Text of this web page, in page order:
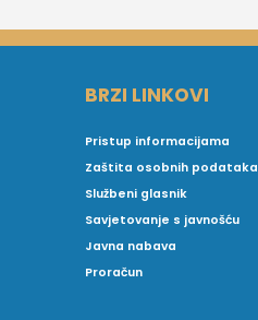
BRZI LINKOVI
Pristup informacijama
Zaštita osobnih podataka
Službeni glasnik
Savjetovanje s javnošću
Javna nabava
Proračun